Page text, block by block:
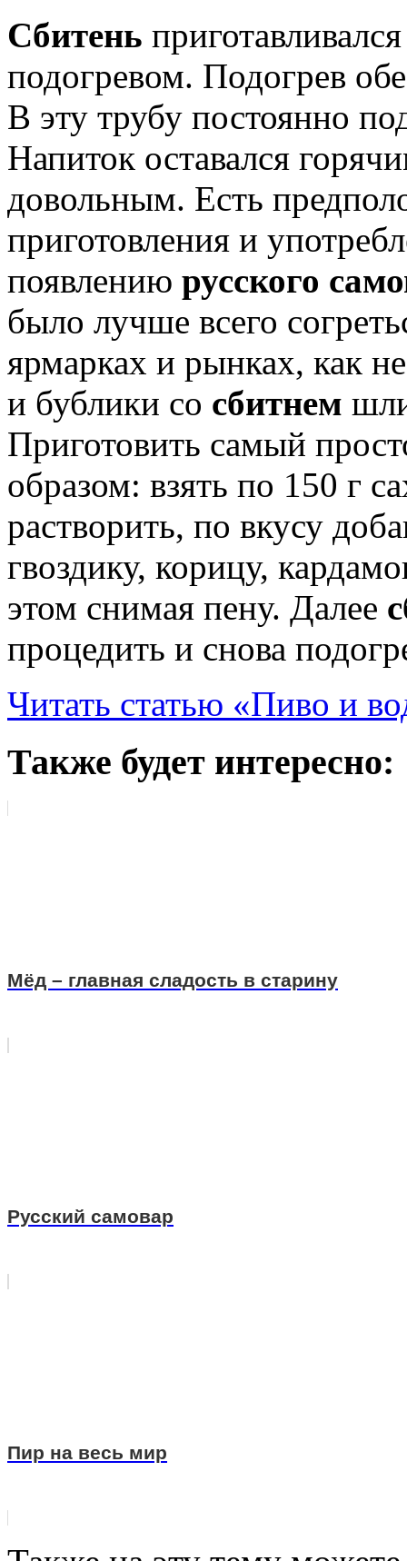
Сбитень
подогревом. Подогрев
В эту трубу постоянно
Напиток оставался
довольным. Есть
приготовления и
появлению русского
было лучше всего
ярмарках и рынках, как
и бублики со сбитнем
Приготовить самый
образом: взять по 150 г
растворить, по вкусу
гвоздику, корицу,
этом снимая пену. Далее
процедить и снова
Читать статью «Пиво и
Также будет интересно:
Мёд – главная сладость в старину
Русский самовар
Пир на весь мир